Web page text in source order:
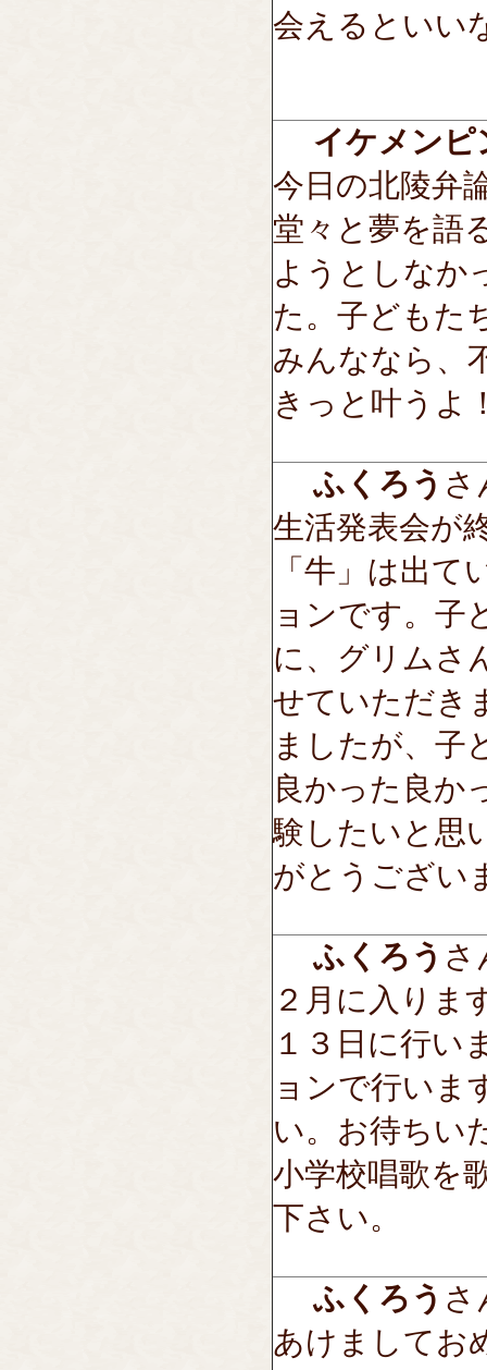
会えるといい
イケメンピ
今日の北陵弁
堂々と夢を語
ようとしなか
た。子どもた
みんななら、
きっと叶うよ
ふくろう さ
生活発表会が
「牛」は出
ョンです。子
に、グリムさ
せていただき
ましたが、子
良かった良か
験したいと思
がとうござい
ふくろう さ
２月に入りま
１３日に行い
ョンで行いま
い。お待ちい
小学校唱歌を
下さい。
ふくろう さ
あけましてお